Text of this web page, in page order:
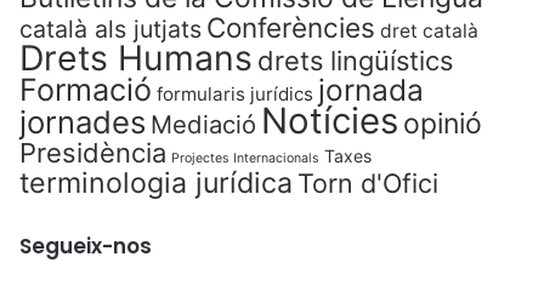
català als jutjats Conferències dret català
Drets Humans drets lingüístics
Formació formularis jurídics jornada
jornades Mediació Notícies opinió
Presidència Projectes Internacionals Taxes
terminologia jurídica Torn d'Ofici
Segueix-nos